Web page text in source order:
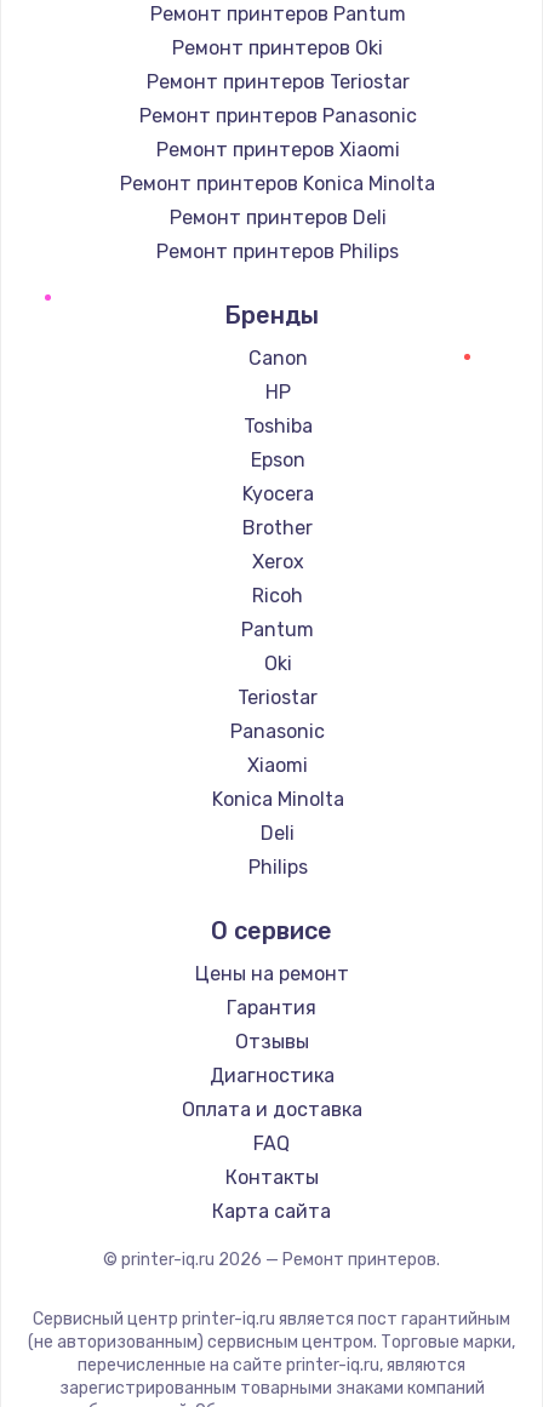
Ремонт принтеров Pantum
Ремонт принтеров Oki
Ремонт принтеров Teriostar
Ремонт принтеров Panasonic
Ремонт принтеров Xiaomi
Ремонт принтеров Konica Minolta
Ремонт принтеров Deli
Ремонт принтеров Philips
Ремонт принтеров Kodak
Ремонт принтеров Lexmark
Ремонт принтеров Sharp
Ремонт принтеров TSC
Ремонт принтеров Fujitsu
Ремонт принтеров Godex
Бренды
Canon
HP
Toshiba
Epson
Kyocera
Brother
Xerox
Ricoh
Pantum
Oki
Teriostar
Panasonic
Xiaomi
Konica Minolta
Deli
Philips
Kodak
Lexmark
Sharp
TSC
Fujitsu
Godex
О сервисе
Цены на ремонт
Гарантия
Отзывы
Диагностика
Оплата и доставка
FAQ
Контакты
Карта сайта
© printer-iq.ru 2026 — Ремонт принтеров.
Сервисный центр printer-iq.ru является пост гарантийным
(не авторизованным) сервисным центром. Торговые марки,
перечисленные на сайте printer-iq.ru, являются
зарегистрированным товарными знаками компаний